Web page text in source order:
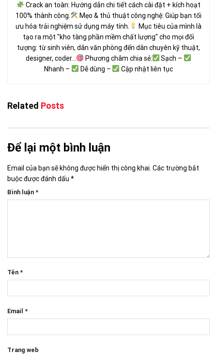
Crack an toàn: Hướng dẫn chi tiết cách cài đặt + kích hoạt
100% thành công.
Mẹo & thủ thuật công nghệ: Giúp bạn tối
ưu hóa trải nghiệm sử dụng máy tính.
Mục tiêu của mình là
tạo ra một "kho tàng phần mềm chất lượng" cho mọi đối
tượng: từ sinh viên, dân văn phòng đến dân chuyên kỹ thuật,
designer, coder...
Phương châm chia sẻ:
Sạch –
Nhanh –
Dễ dùng – Cập nhật liên tục
Related Posts
Để lại một bình luận
Email của bạn sẽ không được hiển thị công khai. Các trường bắt
buộc được đánh dấu *
Bình luận *
Tên *
Email *
Trang web